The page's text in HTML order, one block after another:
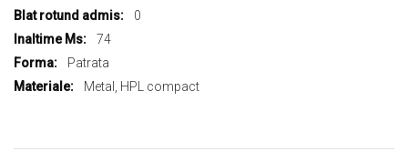
0
74
Patrata
Metal, HPL compact